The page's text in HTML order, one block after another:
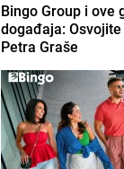
Bingo Group i ove
događaja:
Petra Graše